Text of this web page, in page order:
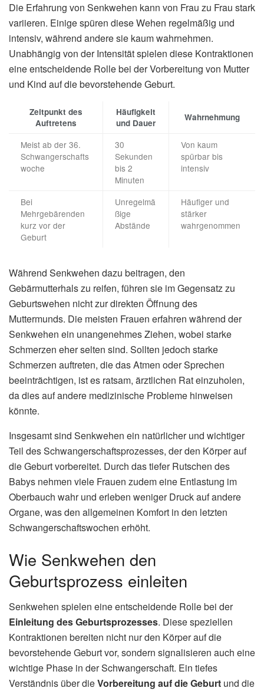
Die Erfahrung von Senkwehen kann von Frau zu Frau stark
variieren. Einige spüren diese Wehen regelmäßig und
intensiv, während andere sie kaum wahrnehmen.
Unabhängig von der Intensität spielen diese Kontraktionen
eine entscheidende Rolle bei der Vorbereitung von Mutter
und Kind auf die bevorstehende Geburt.
Zeitpunkt des
Auftretens
Häufigkeit
und Dauer
Wahrnehmung
Meist ab der 36.
Schwangerschafts
woche
30
Sekunden
bis 2
Minuten
Von kaum
spürbar bis
intensiv
Bei
Mehrgebärenden
kurz vor der
Geburt
Unregelmä
ßige
Abstände
Häufiger und
stärker
wahrgenommen
Während Senkwehen dazu beitragen, den
Gebärmutterhals zu reifen, führen sie im Gegensatz zu
Geburtswehen nicht zur direkten Öffnung des
Muttermunds. Die meisten Frauen erfahren während der
Senkwehen ein unangenehmes Ziehen, wobei starke
Schmerzen eher selten sind. Sollten jedoch starke
Schmerzen auftreten, die das Atmen oder Sprechen
beeinträchtigen, ist es ratsam, ärztlichen Rat einzuholen,
da dies auf andere medizinische Probleme hinweisen
könnte.
Insgesamt sind Senkwehen ein natürlicher und wichtiger
Teil des Schwangerschaftsprozesses, der den Körper auf
die Geburt vorbereitet. Durch das tiefer Rutschen des
Babys nehmen viele Frauen zudem eine Entlastung im
Oberbauch wahr und erleben weniger Druck auf andere
Organe, was den allgemeinen Komfort in den letzten
Schwangerschaftswochen erhöht.
Wie Senkwehen den
Geburtsprozess einleiten
Senkwehen spielen eine entscheidende Rolle bei der
Einleitung des Geburtsprozesses. Diese speziellen
Kontraktionen bereiten nicht nur den Körper auf die
bevorstehende Geburt vor, sondern signalisieren auch eine
wichtige Phase in der Schwangerschaft. Ein tiefes
Verständnis über dieVorbereitung auf die Geburt und die